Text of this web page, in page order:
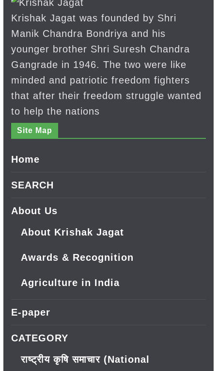
Krishak Jagat was founded by Shri
Manik Chandra Bondriya and his
younger brother Shri Suresh Chandra
Gangrade in 1946. The two were like
minded and patriotic freedom fighters
that after their freedom struggle wanted
to help the nations
Site Map
Home
SEARCH
About Us
About Krishak Jagat
Awards & Recognition
Agriculture in India
E-paper
CATEGORY
राष्ट्रीय कृषि समाचार (National